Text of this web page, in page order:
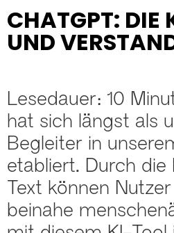
CHATGPT: DIE
UND
Lesedauer: 10
hat sich längst als
Begleiter in
etabliert. Durch die
Text können
beinahe